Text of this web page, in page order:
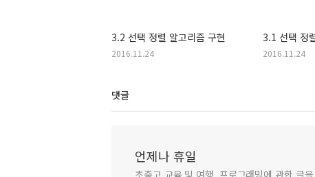
3.2 선택 정렬 알고리즘 구현
2016.11.24
3.1 선택 정
2016.11.24
댓글
언제나 휴일